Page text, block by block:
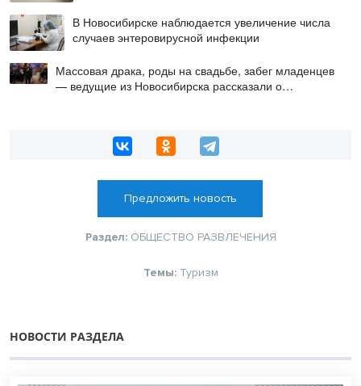
В Новосибирске наблюдается увеличение числа
случаев энтеровирусной инфекции
Массовая драка, роды на свадьбе, забег младенцев
— ведущие из Новосибирска рассказали о
Предложить новость
Раздел: ОБЩЕСТВО РАЗВЛЕЧЕНИЯ
Темы: Туризм
НОВОСТИ РАЗДЕЛА